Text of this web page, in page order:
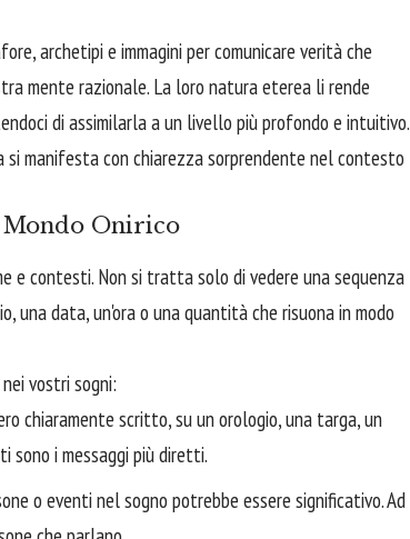
archetipi e immagini per comunicare verità che
mente razionale. La loro natura eterea li rende
di assimilarla a un livello più profondo e intuitivo.
si manifesta con chiarezza sorprendente nel contesto
Onirico
e contesti. Non si tratta solo di vedere una sequenza
una data, un'ora o una quantità che risuona in modo
vostri sogni:
chiaramente scritto, su un orologio, una targa, un
sono i messaggi più diretti.
o eventi nel sogno potrebbe essere significativo. Ad